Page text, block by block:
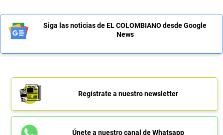
Siga las noticias de EL COLOMBIANO desde Google
News
Regístrate a nuestro newsletter
Únete a nuestro canal de Whatsapp